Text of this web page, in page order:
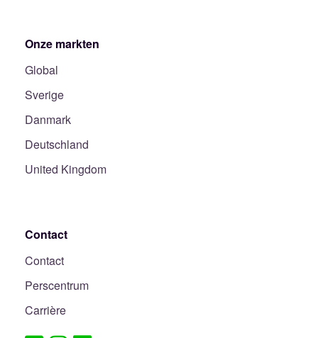
Onze markten
Global
Sverige
Danmark
Deutschland
United Kingdom
Contact
Contact
Perscentrum
Carrière